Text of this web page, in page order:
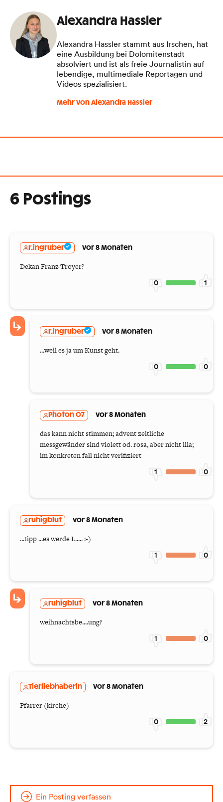
Alexandra Hassler
Alexandra Hassler stammt aus Irschen, hat
eine Ausbildung bei Dolomitenstadt
absolviert und ist als freie Journalistin auf
lebendige, multimediale Reportagen und
Videos spezialisiert.
Mehr von Alexandra Hassler
6 Postings
r.ingruber vor 8 Monaten
Dekan Franz Troyer?
0 1
r.ingruber vor 8 Monaten
...weil es ja um Kunst geht.
0 0
Photon 07 vor 8 Monaten
das kann nicht stimmen; advent zeitliche
messgewänder sind violett od. rosa, aber nicht lila;
im konkreten fall nicht verifiziert
1 0
ruhigblut vor 8 Monaten
...tipp ...es werde L..... :-)
1 0
ruhigblut vor 8 Monaten
weihnachtsbe....ung?
1 0
Tierliebhaberin vor 8 Monaten
Pfarrer (kirche)
0 2
Ein Posting verfassen